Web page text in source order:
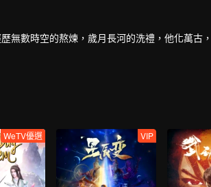
無數時空的熬煉，歲月長河的洗禮，他化萬古
WeTV優選 VIP